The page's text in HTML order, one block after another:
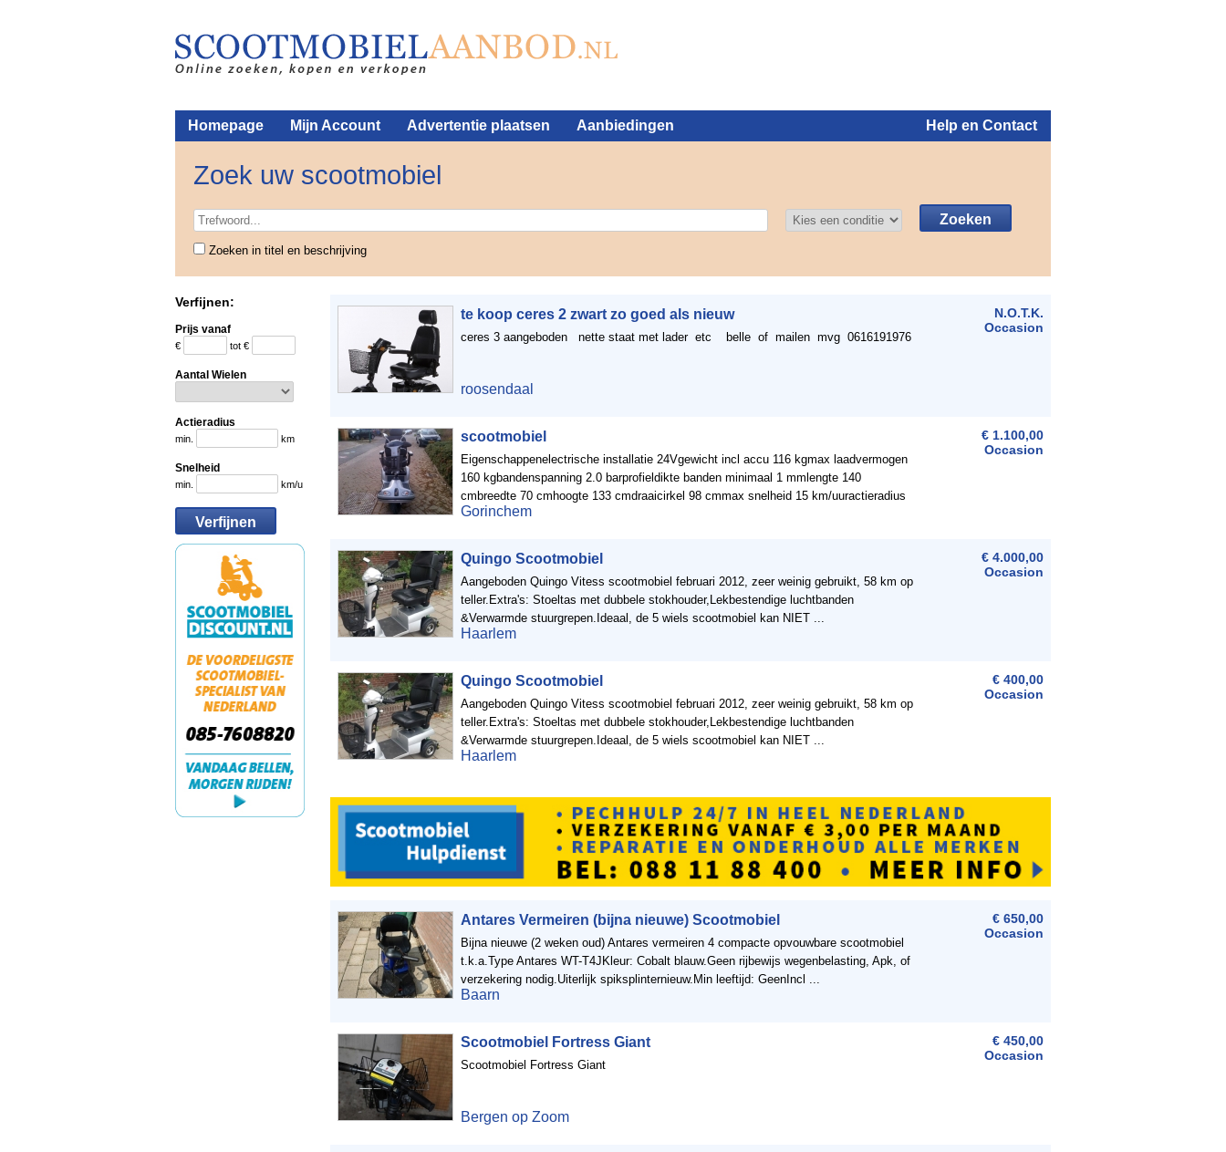
Homepage Mijn Account Advertentie plaatsen Aanbiedingen Help en Contact
Zoek uw scootmobiel
Zoeken in titel en beschrijving
Verfijnen:
Prijs vanaf
€ tot €
Aantal Wielen
Actieradius
min. km
Snelheid
min. km/u
te koop ceres 2 zwart zo goed als nieuw
ceres 3 aangeboden nette staat met lader etc belle of mailen mvg 0616191976
roosendaal
N.O.T.K.
Occasion
scootmobiel
Eigenschappenelectrische installatie 24Vgewicht incl accu 116 kgmax laadvermogen
160 kgbandenspanning 2.0 barprofieldikte banden minimaal 1 mmlengte 140
cmbreedte 70 cmhoogte 133 cmdraaicirkel 98 cmmax snelheid 15 km/uuractieradius
40 km
Gorinchem
€ 1.100,00
Occasion
Quingo Scootmobiel
Aangeboden Quingo Vitess scootmobiel februari 2012, zeer weinig gebruikt, 58 km op
teller.Extra's: Stoeltas met dubbele stokhouder,Lekbestendige luchtbanden
&Verwarmde stuurgrepen.Ideaal, de 5 wiels scootmobiel kan NIET ...
Haarlem
€ 4.000,00
Occasion
Quingo Scootmobiel
Aangeboden Quingo Vitess scootmobiel februari 2012, zeer weinig gebruikt, 58 km op
teller.Extra's: Stoeltas met dubbele stokhouder,Lekbestendige luchtbanden
&Verwarmde stuurgrepen.Ideaal, de 5 wiels scootmobiel kan NIET ...
Haarlem
€ 400,00
Occasion
Antares Vermeiren (bijna nieuwe) Scootmobiel
Bijna nieuwe (2 weken oud) Antares vermeiren 4 compacte opvouwbare scootmobiel
t.k.a.Type Antares WT-T4JKleur: Cobalt blauw.Geen rijbewijs wegenbelasting, Apk, of
verzekering nodig.Uiterlijk spiksplinternieuw.Min leeftijd: GeenIncl ...
Baarn
€ 650,00
Occasion
Scootmobiel Fortress Giant
Scootmobiel Fortress Giant
Bergen op Zoom
€ 450,00
Occasion